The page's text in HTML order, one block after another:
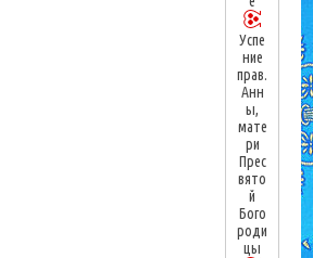
Успе
ние
прав.
Анн
ы,
мате
ри
Прес
вято
й
Бого
роди
цы